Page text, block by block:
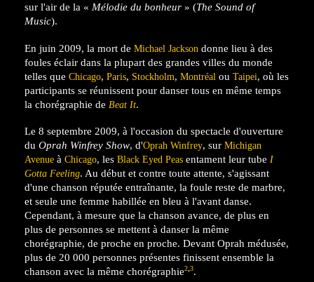
sur l'air de la « Mélodie du bonheur » (The Sound of
Music).
En juin 2009, la mort de Michael Jackson donne lieu à des
foules éclair dans la plupart des grandes villes du monde
telles que Chicago, Paris, Stockholm, Montréal ou Taipei, où les
participants se réunissent pour danser tous en même temps
la chorégraphie de Beat It.
Le 8 septembre 2009, à l'occasion du spectacle d'ouverture
du Oprah Winfrey Show, d'Oprah Winfrey, sur Michigan
Avenue à Chicago, les Black Eyed Peas entament leur tube I
Gotta Feeling. Au début et contre toute attente, s'agissant
d'une chanson réputée entraînante, la foule reste de marbre,
et seule une femme habillée en bleu à l'avant danse.
Cependant, à mesure que la chanson avance, de plus en
plus de personnes se mettent à danser la même
chorégraphie, de proche en proche. Devant Oprah médusée,
plus de 20 000 personnes présentes finissent ensemble la
chanson avec la même chorégraphie2,3.